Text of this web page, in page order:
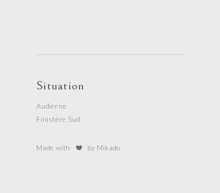
Situation
Audierne
Finistère Sud
Made with by Mikado